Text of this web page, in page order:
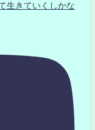
生きていくしかな